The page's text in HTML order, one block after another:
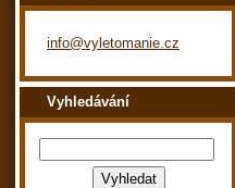
info@vyletomanie.cz
Vyhledávání